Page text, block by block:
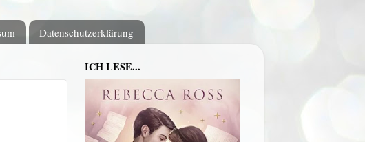
Datenschutzerklärung
ICH LESE...